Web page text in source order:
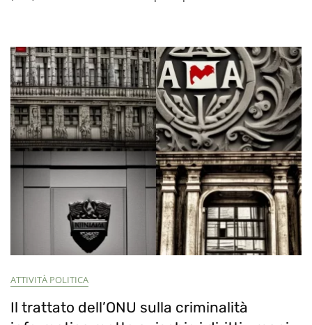
E
Censura
ChatGPT
ATTIVITÀ POLITICA
Il trattato dell’ONU sulla criminalità